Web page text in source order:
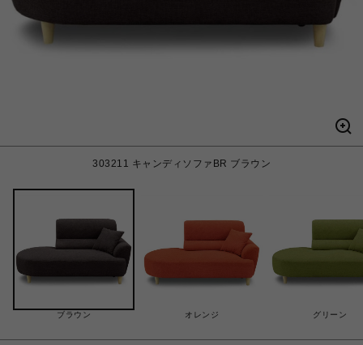
303211 キャンディソファBR ブラウン
ブラウン オレンジ グリーン